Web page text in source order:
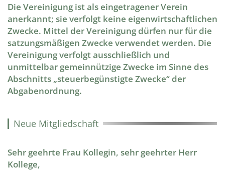
Die Vereinigung ist als eingetragener Verein
anerkannt; sie verfolgt keine eigenwirtschaftlichen
Zwecke. Mittel der Vereinigung dürfen nur für die
satzungsmäßigen Zwecke verwendet werden. Die
Vereinigung verfolgt ausschließlich und
unmittelbar gemeinnützige Zwecke im Sinne des
Abschnitts „steuerbegünstigte Zwecke“ der
Abgabenordnung.
Neue Mitgliedschaft
Sehr geehrte Frau Kollegin, sehr geehrter Herr
Kollege,